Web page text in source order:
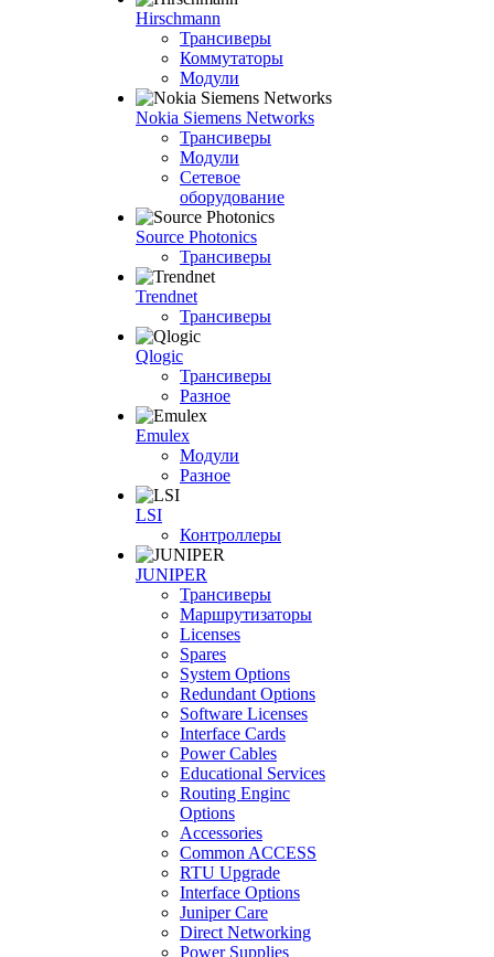
Hirschmann
Трансиверы
Коммутаторы
Модули
Nokia Siemens Networks
Трансиверы
Модули
Сетевое
оборудование
Source Photonics
Трансиверы
Trendnet
Трансиверы
Qlogic
Трансиверы
Разное
Emulex
Модули
Разное
LSI
Контроллеры
JUNIPER
Трансиверы
Маршрутизаторы
Licenses
Spares
System Options
Redundant Options
Software Licenses
Interface Cards
Power Cables
Educational Services
Routing Enginc
Options
Accessories
Common ACCESS
RTU Upgrade
Interface Options
Juniper Care
Direct Networking
Power Supplies